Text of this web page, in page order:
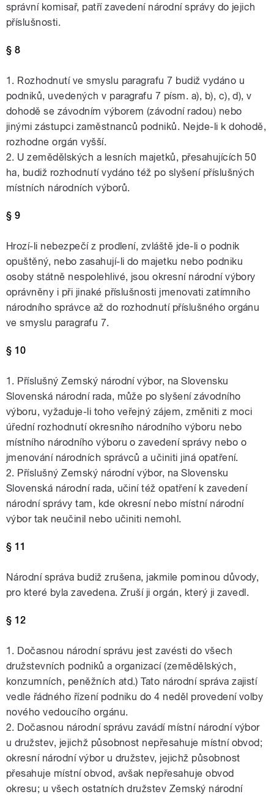
správní komisař, patří zavedení národní správy do jejich
příslušnosti.
§ 8
1. Rozhodnutí ve smyslu paragrafu 7 budiž vydáno u
podniků, uvedených v paragrafu 7 písm. a), b), c), d), v
dohodě se závodním výborem (závodní radou) nebo
jinými zástupci zaměstnanců podniků. Nejde-li k dohodě,
rozhodne orgán vyšší.
2. U zemědělských a lesních majetků, přesahujících 50
ha, budiž rozhodnutí vydáno též po slyšení příslušných
místních národních výborů.
§ 9
Hrozí-li nebezpečí z prodlení, zvláště jde-li o podnik
opuštěný, nebo zasahují-li do majetku nebo podniku
osoby státně nespolehlivé, jsou okresní národní výbory
oprávněny i při jinaké příslušnosti jmenovati zatímního
národního správce až do rozhodnutí příslušného orgánu
ve smyslu paragrafu 7.
§ 10
1. Příslušný Zemský národní výbor, na Slovensku
Slovenská národní rada, může po slyšení závodního
výboru, vyžaduje-li toho veřejný zájem, změniti z moci
úřední rozhodnutí okresního národního výboru nebo
místního národního výboru o zavedení správy nebo o
jmenování národních správců a učiniti jiná opatření.
2. Příslušný Zemský národní výbor, na Slovensku
Slovenská národní rada, učiní též opatření k zavedení
národní správy tam, kde okresní nebo místní národní
výbor tak neučinil nebo učiniti nemohl.
§ 11
Národní správa budiž zrušena, jakmile pominou důvody,
pro které byla zavedena. Zruší ji orgán, který ji zavedl.
§ 12
1. Dočasnou národní správu jest zavésti do všech
družstevních podniků a organizací (zemědělských,
konzumních, peněžních atd.) Tato národní správa zajistí
vedle řádného řízení podniku do 4 neděl provedení volby
nového vedoucího orgánu.
2. Dočasnou národní správu zavádí místní národní výbor
u družstev, jejichž působnost nepřesahuje místní obvod;
okresní národní výbor u družstev, jejichž působnost
přesahuje místní obvod, avšak nepřesahuje obvod
okresu; u všech ostatních družstev Zemský národní